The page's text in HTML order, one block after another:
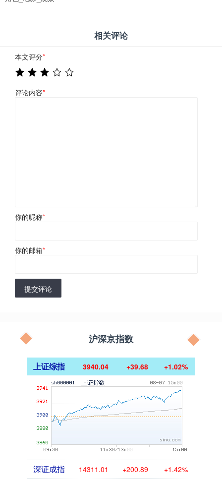
相关评论
本文评分*
评论内容*
你的昵称*
你的邮箱*
提交评论
沪深京指数
上证综指 3940.04 +39.68 +1.02%
深证成指 14311.01 +200.89 +1.42%